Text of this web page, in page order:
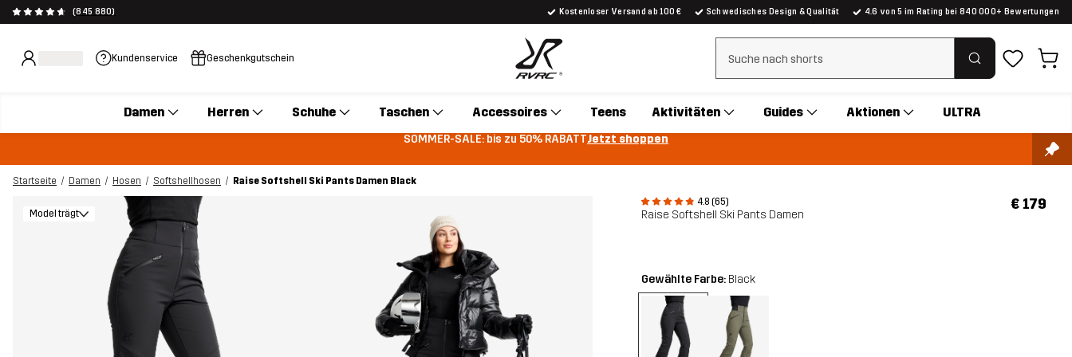
(845 880) Kostenloser Versand ab 100 € Schwedisches Design & Qualität 4.6 von 5 im Rating bei 840 000+ Bewertungen
Kundenservice Geschenkgutschein Suchfilter löschen
Damen Herren Schuhe Taschen Accessoires Teens Aktivitäten Guides Aktionen ULTRA
SOMMER-SALE: bis zu 50% RABATTJetzt shoppen
Startseite Damen Hosen Softshellhosen
Raise Softshell Ski Pants Damen Black
4.8 (65)
Raise Softshell Ski Pants Damen
€ 179
Model trägt
Gewählte Farbe: Black